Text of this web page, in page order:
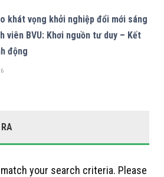
khát vọng khởi nghiệp đổi mới sáng
viên BVU: Khơi nguồn tư duy – Kết
động
your search criteria. Please